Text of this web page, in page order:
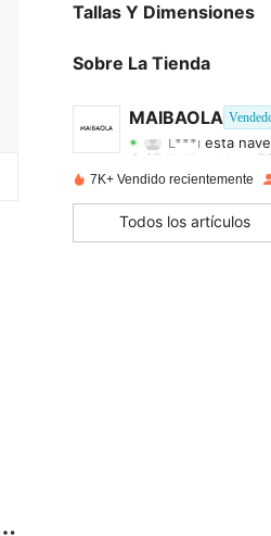
Tallas Y Dimensiones
Sobre La Tienda
MAIBAOLA
4,49
L***i está
4,49 Calificación
4,49
7K+ Vendido recientemente
Todos los artículos